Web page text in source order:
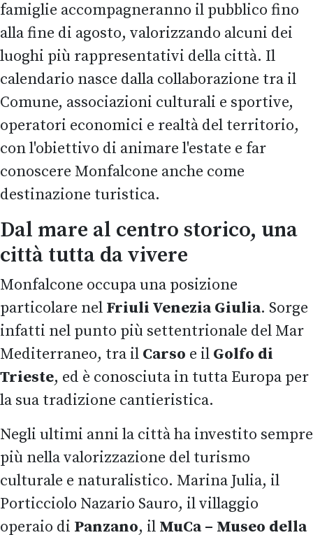
famiglie accompagneranno il pubblico fino
alla fine di agosto, valorizzando alcuni dei
luoghi più rappresentativi della città. Il
calendario nasce dalla collaborazione tra il
Comune, associazioni culturali e sportive,
operatori economici e realtà del territorio,
con l'obiettivo di animare l'estate e far
conoscere Monfalcone anche come
destinazione turistica.
Dal mare al centro storico, una
città tutta da vivere
Monfalcone occupa una posizione
particolare nel Friuli Venezia Giulia. Sorge
infatti nel punto più settentrionale del Mar
Mediterraneo, tra il Carso e il Golfo di
Trieste, ed è conosciuta in tutta Europa per
la sua tradizione cantieristica.
Negli ultimi anni la città ha investito sempre
più nella valorizzazione del turismo
culturale e naturalistico. Marina Julia, il
Porticciolo Nazario Sauro, il villaggio
operaio di Panzano, il MuCa – Museo della